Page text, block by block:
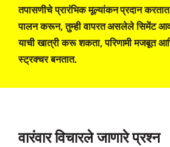
तपासणीचे प्रारंभिक मूल्यांकन प्रदान
पालन करून, तुम्ही वापरत असलेले सिमेंट
याची खात्री करू शकता, परिणामी मजबूत
स्ट्रक्चर बनतात.
वारंवार विचारले जाणारे प्रश्न